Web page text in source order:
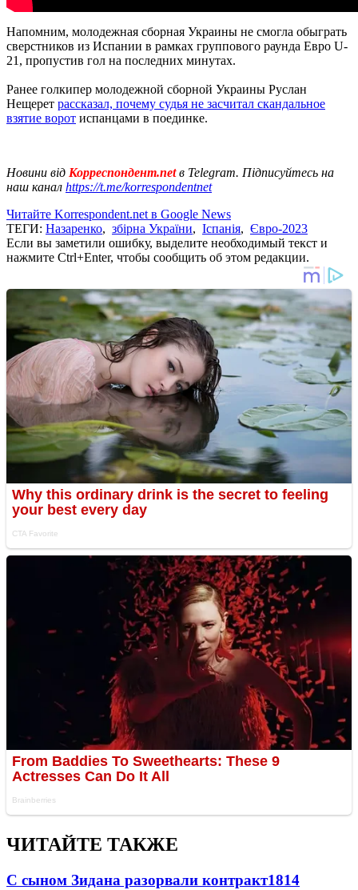
Напомним, молодежная сборная Украины не смогла обыграть
сверстников из Испании в рамках группового раунда Евро U-
21, пропустив гол на последних минутах.
Ранее голкипер молодежной сборной Украины Руслан
Нещерет рассказал, почему судья не засчитал скандальное
взятие ворот испанцами в поединке.
Новини від Корреспондент.netв Telegram. Підписуйтесь на
наш канал https://t.me/korrespondentnet
Читайте Korrespondent.net в Google News
ТЕГИ: Назаренко, збірна України, Іспанія, Євро-2023
Если вы заметили ошибку, выделите необходимый текст и
нажмите Ctrl+Enter, чтобы сообщить об этом редакции.
ЧИТАЙТЕ ТАКЖЕ
С сыном Зидана разорвали контракт1814